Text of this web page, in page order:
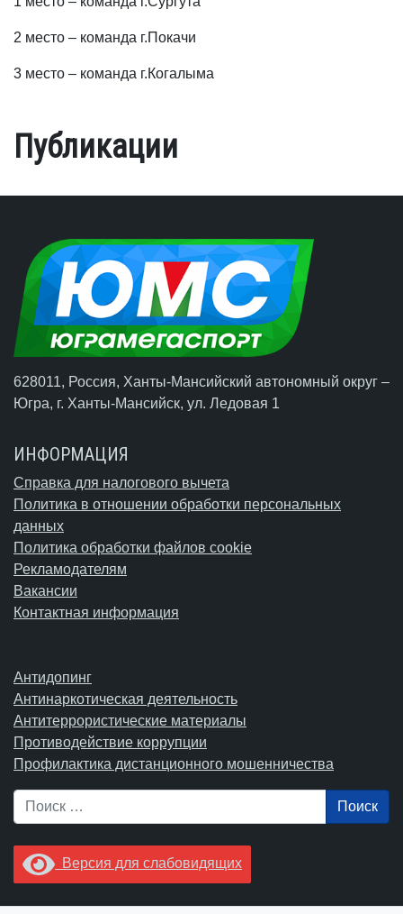
2 место – команда г.Покачи
3 место – команда г.Когалыма
Публикации
628011, Россия, Ханты-Мансийский автономный округ –
Югра, г. Ханты-Мансийск, ул. Ледовая 1
ИНФОРМАЦИЯ
Справка для налогового вычета
Политика в отношении обработки персональных
данных
Политика обработки файлов cookie
Рекламодателям
Вакансии
Контактная информация
Антидопинг
Антинаркотическая деятельность
Антитеррористические материалы
Противодействие коррупции
Профилактика дистанционного мошенничества
Поиск
Версия для слабовидящих